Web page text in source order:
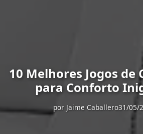
10 Melhores Jogos de
para Conforto
por Jaime Caballero31/05/